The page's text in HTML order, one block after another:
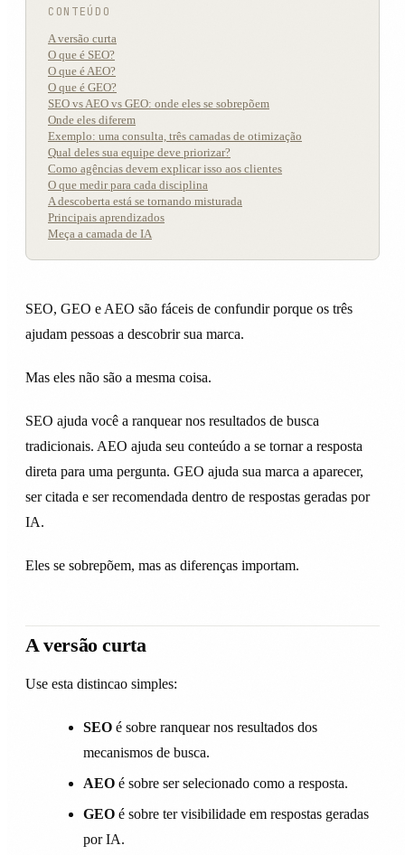
CONTEÚDO
A versão curta
O que é SEO?
O que é AEO?
O que é GEO?
SEO vs AEO vs GEO: onde eles se sobrepõem
Onde eles diferem
Exemplo: uma consulta, três camadas de otimização
Qual deles sua equipe deve priorizar?
Como agências devem explicar isso aos clientes
O que medir para cada disciplina
A descoberta está se tornando misturada
Principais aprendizados
Meça a camada de IA
SEO, GEO e AEO são fáceis de confundir porque os três
ajudam pessoas a descobrir sua marca.
Mas eles não são a mesma coisa.
SEO ajuda você a ranquear nos resultados de busca
tradicionais. AEO ajuda seu conteúdo a se tornar a resposta
direta para uma pergunta. GEO ajuda sua marca a aparecer,
ser citada e ser recomendada dentro de respostas geradas por
IA.
Eles se sobrepõem, mas as diferenças importam.
A versão curta
Use esta distincao simples:
SEO é sobre ranquear nos resultados dos
mecanismos de busca.
AEO é sobre ser selecionado como a resposta.
GEO é sobre ter visibilidade em respostas geradas
por IA.